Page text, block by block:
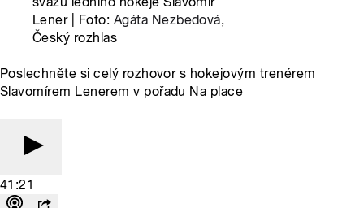
Lener | Foto: Agáta Nezbedová,
Český rozhlas
Poslechněte si celý rozhovor s hokejovým trenérem
Slavomírem Lenerem v pořadu Na place
41:21